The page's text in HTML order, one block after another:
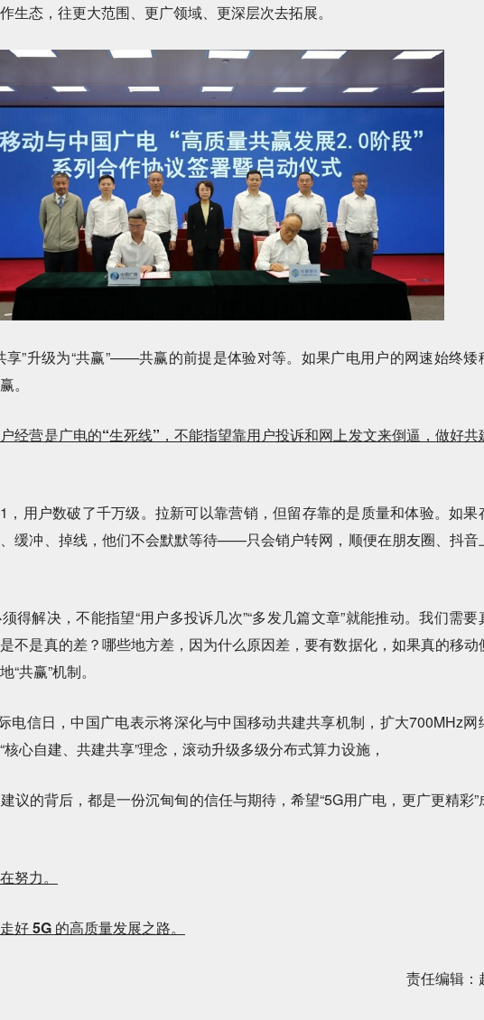
生态，往更大范围、更广领域、更深层次去拓展。
”升级为“共赢”——共赢的前提是体验对等。如果广电用户的网速始终矮
。
经营是广电的“生死线”，不能指望靠用户投诉和网上发文来倒逼，做好共
用户数破了千万级。拉新可以靠营销，但留存靠的是质量和体验。如果
缓冲、掉线，他们不会默默等待——只会销户转网，顺便在朋友圈、抖音
解决，不能指望“用户多投诉几次”“多发几篇文章”就能推动。我们需要
不是真的差？哪些地方差，因为什么原因差，要有数据化，如果真的移动
共赢”机制。
信日，中国广电表示将深化与中国移动共建共享机制，扩大700MHz网
心自建、共建共享”理念，滚动升级多级分布式算力设施，
的背后，都是一份沉甸甸的信任与期待，希望“5G用广电，更广更精彩”
努力。
好 5G 的高质量发展之路。
责任编辑：